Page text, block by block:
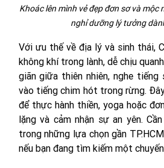
Khoác lên mình vẻ đẹp đơn sơ và mộc
nghỉ dưỡng lý tưởng
Với ưu thế về địa lý và sinh thái,
không khí trong lành, dễ chịu
giãn giữa thiên nhiên, nghe tiếng
vào tiếng chim hót trong rừng.
để thực hành thiền, yoga hoặc
lặng và cảm nhận sự an yên.
trong những lựa chọn gần
nếu bạn đang tìm kiếm một